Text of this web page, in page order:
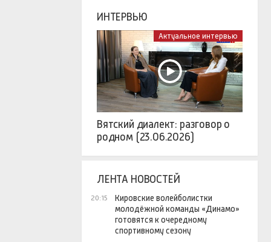
ИНТЕРВЬЮ
Актуальное интервью
Вятский диалект: разговор о
родном (23.06.2026)
ЛЕНТА НОВОСТЕЙ
20:15
Кировские волейболистки
молодёжной команды «Динамо»
готовятся к очередному
спортивному сезону